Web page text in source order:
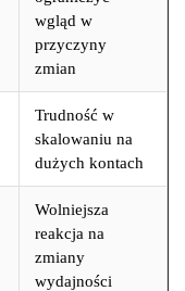
wgląd w
przyczyny
zmian
Trudność w
skalowaniu na
dużych kontach
Wolniejsza
reakcja na
zmiany
wydajności